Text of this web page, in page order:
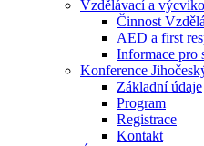
Vzdělávací a
Činnost
AED a first
Informace pro
Konference
Základní údaje
Program
Registrace
Kontakt